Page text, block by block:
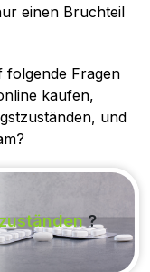
einen Bruchteil
folgende Fragen
kaufen,
und
?